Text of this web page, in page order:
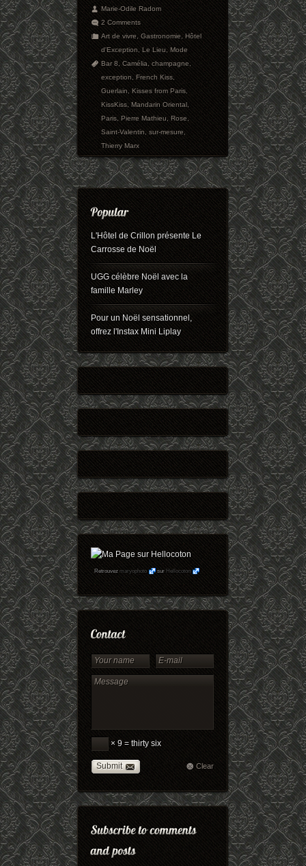
Marie-Odile Radom
2 Comments
Art de vivre,Gastronomie,Hôtel
d'Exception,Le Lieu,Mode
Bar 8,Camélia,champagne,
exception,French Kiss,
Guerlain,Kisses from Paris,
KissKiss,Mandarin Oriental,
Paris,Pierre Mathieu,Rose,
Saint-Valentin,sur-mesure,
Thierry Marx
L'Hôtel de Crillon présente Le
Carrosse de Noël
UGG célèbre Noël avec la
famille Marley
Pour un Noël sensationnel,
offrez l'Instax Mini Liplay
Retrouvezmaryophoto surHellocoton
× 9 = thirty six
Submit Clear